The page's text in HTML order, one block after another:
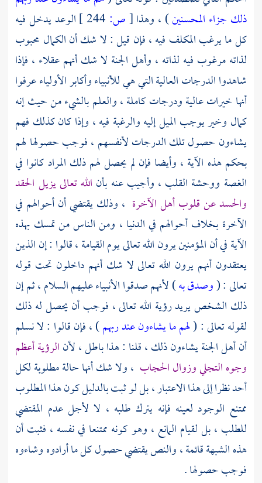
ذلك جزاء المحسنين) ، وهذا[ص:
الوعد يدخل فيه
كل ما يرغب المكلف فيه ، فإن قيل : لا شك أن الكمال محبوب
لذاته مرغوب فيه لذاته ، وأهل الجنة لا شك أنهم عقلاء ، فإذا
شاهدوا الدرجات العالية التي هي للأنبياء وأكابر الأولياء عرفوا
أنها خيرات عالية ودرجات كاملة ، والعلم بالشيء من حيث إنه
كمال وخير يوجب الميل إليه والرغبة فيه ، وإذا كان كذلك فهم
يشاءون حصول تلك الدرجات لأنفسهم ، فوجب حصولها لهم
بحكم هذه الآية ، وأيضا فإن لم يحصل لهم ذلك المراد كانوا في
الغصة ووحشة القلب ، وأجيب عنه بأن الله تعالى يزيل الحقد
والحسد عن قلوب أهل الآخرة ، وذلك يقتضي أن أحوالهم في
الآخرة بخلاف أحوالهم في الدنيا ، ومن الناس من تمسك بهذه
الآية في أن المؤمنين يرون الله تعالى يوم القيامة ، قالوا : إن الذين
يعتقدون أنهم يرون الله تعالى لا شك أنهم داخلون تحت قوله
تعالى : (وصدق به) لأنهم صدقوا الأنبياء عليهم السلام ، ثم إن
ذلك الشخص يريد رؤية الله تعالى ، فوجب أن يحصل له ذلك
لقوله تعالى : (لهم ما يشاءون عند ربهم) ، فإن قالوا : لا نسلم
أن أهل الجنة يشاءون ذلك ، قلنا : هذا باطل ، لأنالرؤية أعظم
وجوه التجلي وزوال الحجاب ، ولا شك أنها حالة مطلوبة لكل
أحد نظرا إلى هذا الاعتبار ، بل لو ثبت بالدليل كون هذا المطلوب
ممتنع الوجود لعينه فإنه يترك طلبه ، لا لأجل عدم المقتضي
للطلب ، بل لقيام المانع ، وهو كونه ممتنعا في نفسه ، فثبت أن
هذه الشبهة قائمة ، والنص يقتضي حصول كل ما أرادوه وشاءوه
فوجب حصولها .